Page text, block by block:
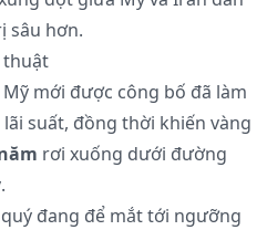
sâu hơn.
thuật
mới được công bố đã làm
suất, đồng thời khiến vàng
rơi xuống dưới đường
.
đang để mắt tới ngưỡng